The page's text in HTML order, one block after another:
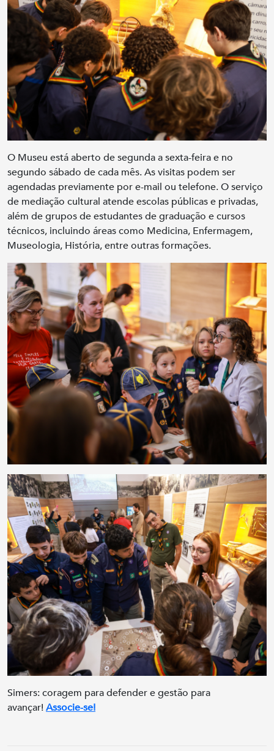
O Museu está aberto de segunda a sexta-feira e no
segundo sábado de cada mês. As visitas podem ser
agendadas previamente por e-mail ou telefone. O serviço
de mediação cultural atende escolas públicas e privadas,
além de grupos de estudantes de graduação e cursos
técnicos, incluindo áreas como Medicina, Enfermagem,
Museologia, História, entre outras formações.
Simers: coragem para defender e gestão para
avançar!Associe-se!